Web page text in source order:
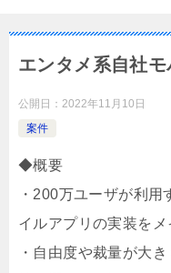
エンタメ系自社
公開日： 2022年11月10日
案件
◆概要
・200万ユーザが利
イルアプリの実装をメ
・自由度や裁量が大